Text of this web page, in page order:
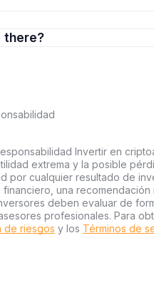
are there?
Invertir en
extrema y la posible
por cualquier resultado de
financiero, una
deben evaluar de
profesionales. Para
de riesgos y los Términos de